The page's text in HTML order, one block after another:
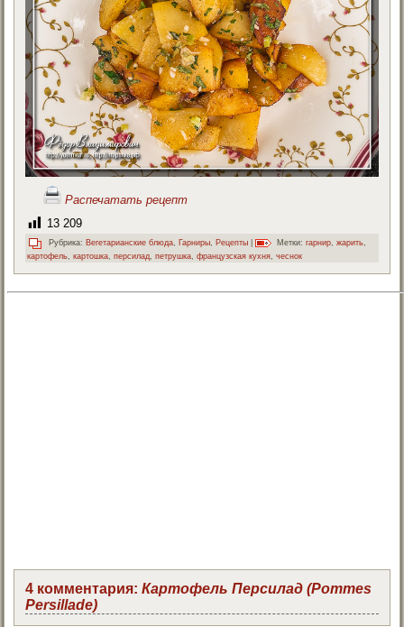
Распечатать рецепт
13 209
Рубрика: Вегетарианские блюда, Гарниры, Рецепты Метки: гарнир,жарить,
картофель ,картошка ,персилад ,петрушка ,французская кухня ,чеснок
4 комментария:Картофель Персилад (Pommes
Persillade)